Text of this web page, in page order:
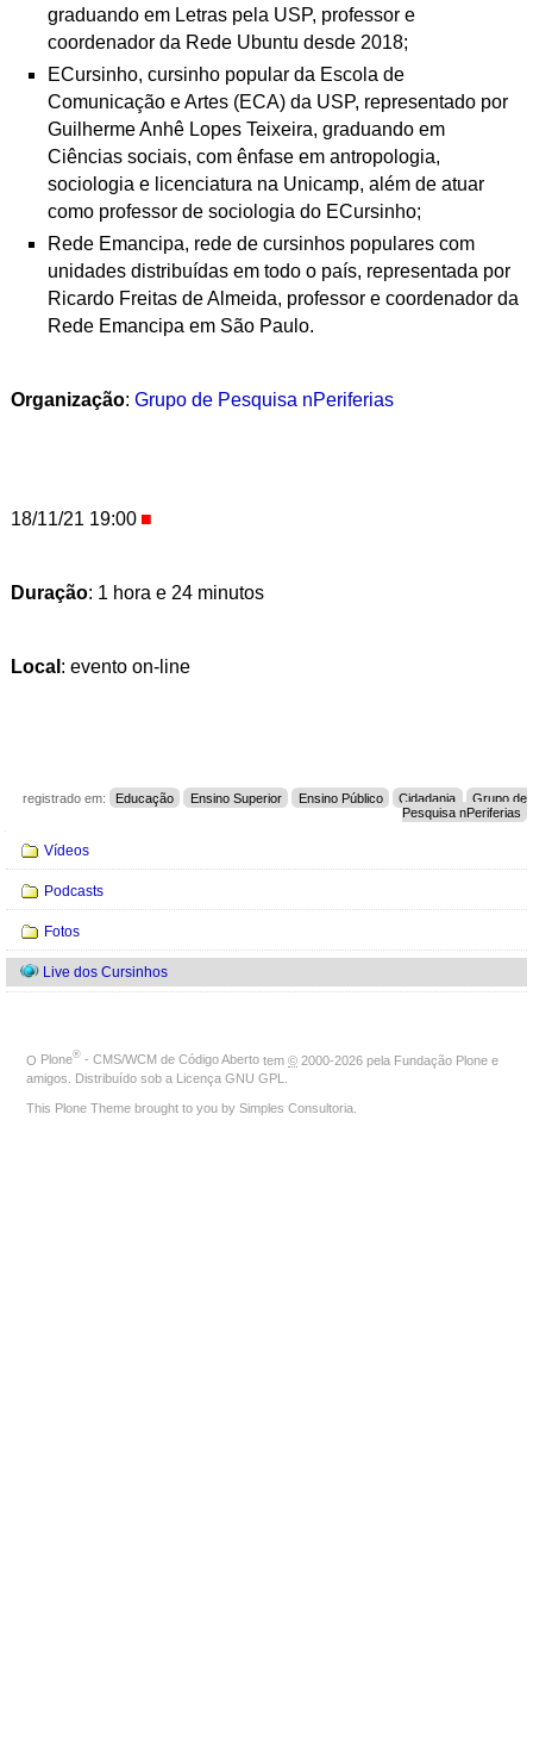
graduando em Letras pela USP, professor e
coordenador da Rede Ubuntu desde 2018;
ECursinho, cursinho popular da Escola de
Comunicação e Artes (ECA) da USP, representado por
Guilherme Anhê Lopes Teixeira, graduando em
Ciências sociais, com ênfase em antropologia,
sociologia e licenciatura na Unicamp, além de atuar
como professor de sociologia do ECursinho;
Rede Emancipa, rede de cursinhos populares com
unidades distribuídas em todo o país, representada por
Ricardo Freitas de Almeida, professor e coordenador da
Rede Emancipa em São Paulo.
Organização: Grupo de Pesquisa nPeriferias
18/11/21 19:00
Duração: 1 hora e 24 minutos
Local : evento on-line
registrado em: Educação Ensino Superior Ensino Público Cidadania
Grupo de
Pesquisa nPeriferias
Vídeos
Podcasts
Fotos
Live dos Cursinhos
O Plone® - CMS/WCM de Código Aberto tem © 2000-2026 pela Fundação Plone e
amigos. Distribuído sob a Licença GNU GPL.
This Plone Theme brought to you by Simples Consultoria.